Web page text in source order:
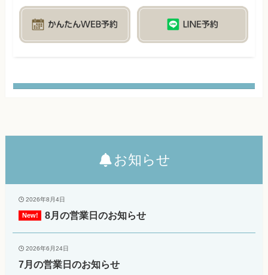
お知らせ
2026年8月4日
8月の営業日のお知らせ
2026年6月24日
7月の営業日のお知らせ